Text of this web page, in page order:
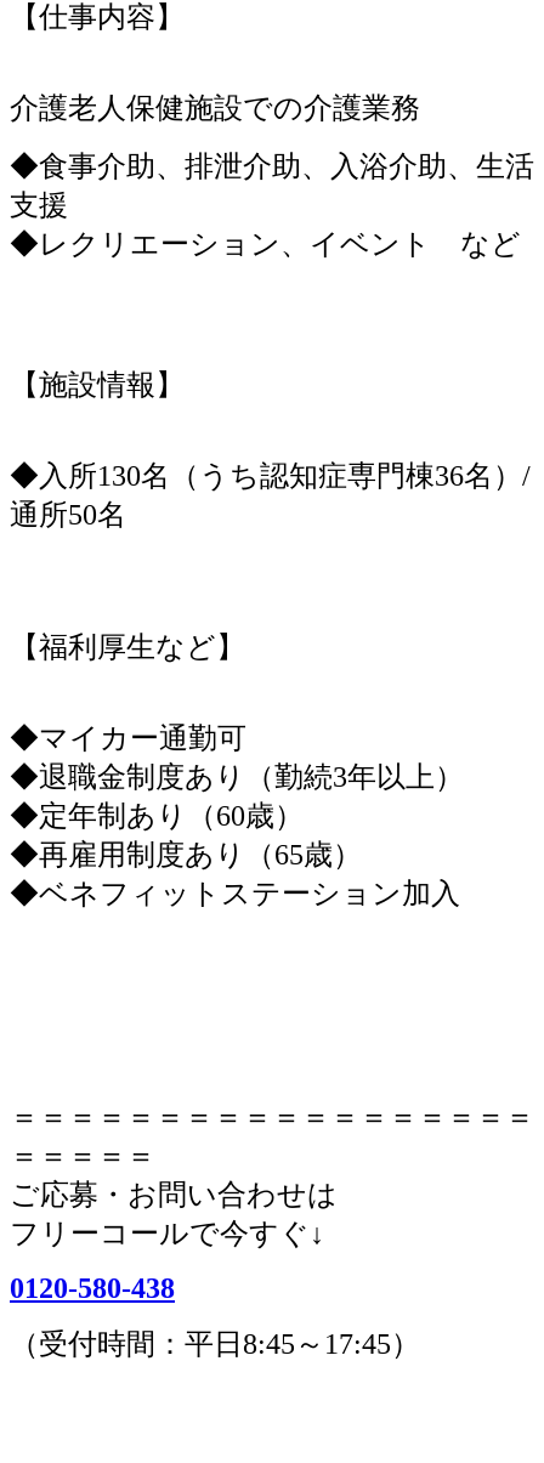
【仕事内容】
介護老人保健施設での介護業務
◆食事介助、排泄介助、入浴介助、生活
支援
◆レクリエーション、イベント など
【施設情報】
◆入所130名（うち認知症専門棟36名）/
通所50名
【福利厚生など】
◆マイカー通勤可
◆退職金制度あり（勤続3年以上）
◆定年制あり（60歳）
◆再雇用制度あり（65歳）
◆ベネフィットステーション加入
＝＝＝＝＝＝＝＝＝＝＝＝＝＝＝＝＝＝
＝＝＝＝＝
ご応募・お問い合わせは
フリーコールで今すぐ↓
0120-580-438
（受付時間：平日8:45～17:45）